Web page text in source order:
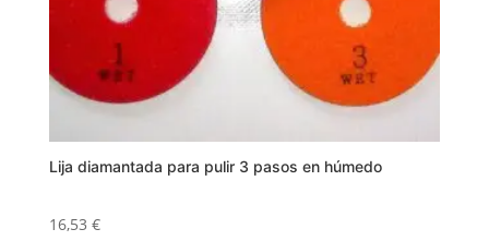
Lija diamantada para pulir 3 pasos en húmedo
16,53 €